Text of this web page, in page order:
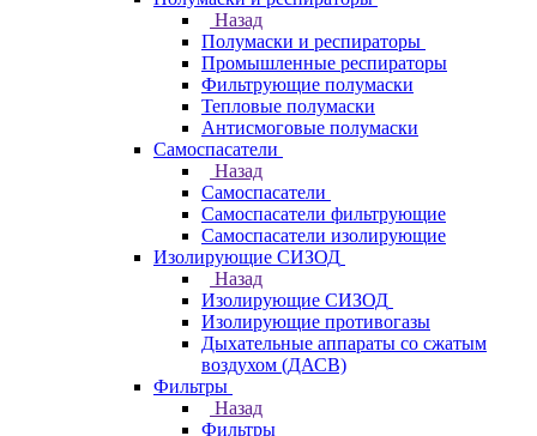
Назад
Полумаски и респираторы
Промышленные респираторы
Фильтрующие полумаски
Тепловые полумаски
Антисмоговые полумаски
Самоспасатели
Назад
Самоспасатели
Самоспасатели фильтрующие
Самоспасатели изолирующие
Изолирующие СИЗОД
Назад
Изолирующие СИЗОД
Изолирующие противогазы
Дыхательные аппараты со сжатым
воздухом (ДАСВ)
Фильтры
Назад
Фильтры